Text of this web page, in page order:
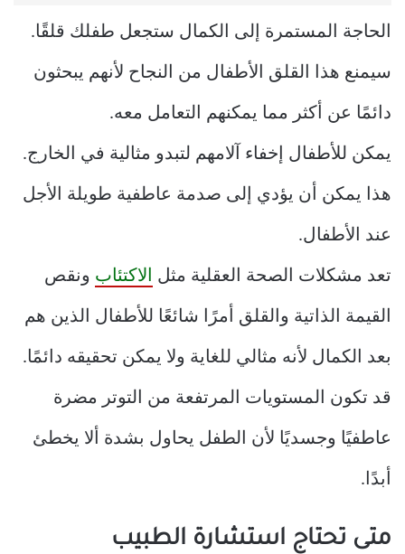
الحاجة المستمرة إلى الكمال ستجعل طفلك قلقًا.
سيمنع هذا القلق الأطفال من النجاح لأنهم يبحثون
دائمًا عن أكثر مما يمكنهم التعامل معه.
يمكن للأطفال إخفاء آلامهم لتبدو مثالية في الخارج.
هذا يمكن أن يؤدي إلى صدمة عاطفية طويلة الأجل
عند الأطفال.
تعد مشكلات الصحة العقلية مثل الاكتئاب ونقص
القيمة الذاتية والقلق أمرًا شائعًا للأطفال الذين هم
بعد الكمال لأنه مثالي للغاية ولا يمكن تحقيقه دائمًا.
قد تكون المستويات المرتفعة من التوتر مضرة
عاطفيًا وجسديًا لأن الطفل يحاول بشدة ألا يخطئ
أبدًا.
متى تحتاج استشارة الطبيب